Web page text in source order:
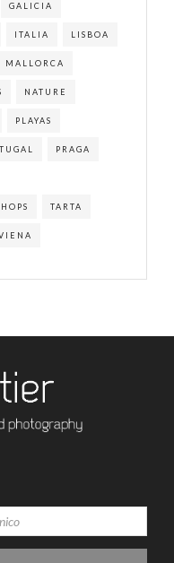
GALICIA
ITALIA LISBOA
MALLORCA
NATURE
PLAYAS
PRAGA
TARTA